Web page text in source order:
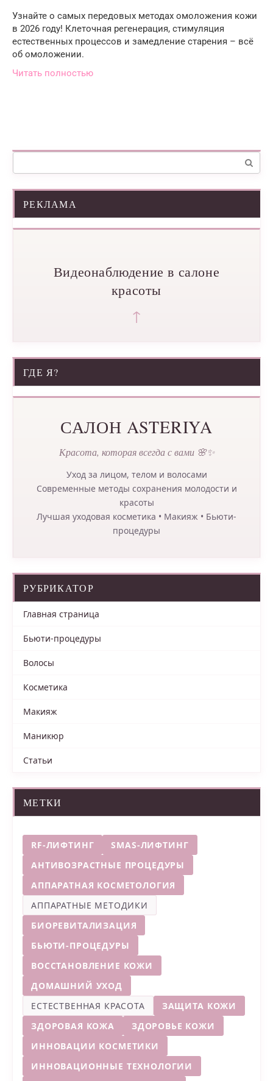
Узнайте о самых передовых методах омоложения кожи
в 2026 году! Клеточная регенерация, стимуляция
естественных процессов и замедление старения – всё
об омоложении.
Читать полностью
Поиск:
РЕКЛАМА
Видеонаблюдение в салоне
красоты
↑
ГДЕ Я?
САЛОН ASTERIYA
Красота, которая всегда с вами 🌸✨
Уход за лицом, телом и волосами
Современные методы сохранения молодости и
красоты
Лучшая уходовая косметика • Макияж • Бьюти-
процедуры
РУБРИКАТОР
Главная страница
Бьюти-процедуры
Волосы
Косметика
Макияж
Маникюр
Статьи
МЕТКИ
RF-ЛИФТИНГ
SMAS-ЛИФТИНГ
АНТИВОЗРАСТНЫЕ ПРОЦЕДУРЫ
АППАРАТНАЯ КОСМЕТОЛОГИЯ
АППАРАТНЫЕ МЕТОДИКИ
БИОРЕВИТАЛИЗАЦИЯ
БЬЮТИ-ПРОЦЕДУРЫ
ВОССТАНОВЛЕНИЕ КОЖИ
ДОМАШНИЙ УХОД
ЕСТЕСТВЕННАЯ КРАСОТА
ЗАЩИТА КОЖИ
ЗДОРОВАЯ КОЖА
ЗДОРОВЬЕ КОЖИ
ИННОВАЦИИ КОСМЕТИКИ
ИННОВАЦИОННЫЕ ТЕХНОЛОГИИ